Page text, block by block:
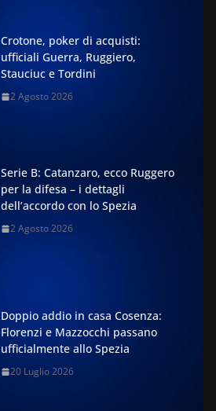
Crotone, poker di acquisti:
ufficiali Guerra, Ruggiero,
Stauciuc e Tordini
2 Agosto 2026
Serie B: Catanzaro, ecco Ruggero
per la difesa – i dettagli
dell’accordo con lo Spezia
2 Agosto 2026
Doppio addio in casa Cosenza:
Florenzi e Mazzocchi passano
ufficialmente allo Spezia
20 Luglio 2026